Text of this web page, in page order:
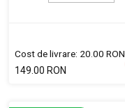
Cost de livrare: 20.00 RON
149.00 RON